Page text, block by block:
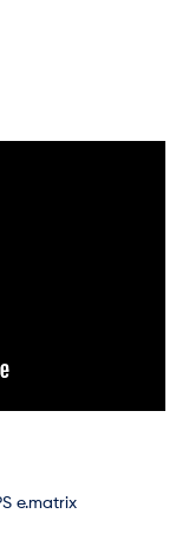
e.matrix